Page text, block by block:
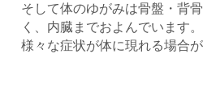
そして体のゆがみは骨盤・背
く、内臓までおよんでいます
様々な症状が体に現れる場合が